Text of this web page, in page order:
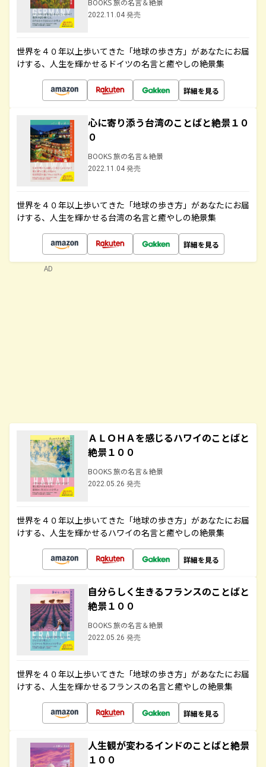
BOOKS 旅の名言＆絶景
2022.11.04 発売
世界を４０年以上歩いてきた「地球の歩き方」があなたにお届
けする、人生を輝かせるドイツの名言と癒やしの絶景集
詳細を見る
心に寄り添う台湾のことばと絶景１０
０
BOOKS 旅の名言＆絶景
2022.11.04 発売
世界を４０年以上歩いてきた「地球の歩き方」があなたにお届
けする、人生を輝かせる台湾の名言と癒やしの絶景集
詳細を見る
ＡＬＯＨＡを感じるハワイのことばと
絶景１００
BOOKS 旅の名言＆絶景
2022.05.26 発売
世界を４０年以上歩いてきた「地球の歩き方」があなたにお届
けする、人生を輝かせるハワイの名言と癒やしの絶景集
詳細を見る
自分らしく生きるフランスのことばと
絶景１００
BOOKS 旅の名言＆絶景
2022.05.26 発売
世界を４０年以上歩いてきた「地球の歩き方」があなたにお届
けする、人生を輝かせるフランスの名言と癒やしの絶景集
詳細を見る
人生観が変わるインドのことばと絶景
１００
AD